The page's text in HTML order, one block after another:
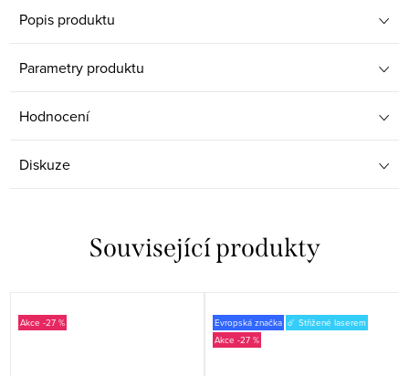
Popis produktu
Parametry produktu
Hodnocení
Diskuze
Související produkty
-27 % Evropská značka ☄️ Střižené laserem
-27 %